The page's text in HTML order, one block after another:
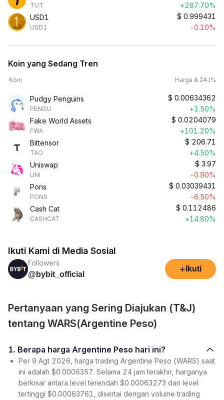
TUT
+287.70%
USD1
USD1
$ 0.999431
-0.10%
Koin yang Sedang Tren
Koin Harga & 24J%
Pudgy Penguins
PENGU
$ 0.00634362
+1.50%
Fake World Assets
FWA
$ 0.0204079
+101.20%
Bittensor
TAO
$ 206.71
+4.50%
Uniswap
UNI
$ 3.97
-0.90%
Pons
PONS
$ 0.03039431
-6.50%
Cash Cat
CASHCAT
$ 0.112486
+14.80%
Ikuti Kami di Media Sosial
Followers
@bybit_official
+ Ikuti
Pertanyaan yang Sering Diajukan (T&J)
tentang WARS(Argentine Peso)
1. Berapa harga Argentine Peso hari ini?
Per 9 Agt 2026, harga trading Argentine Peso (WARS) saat
ini adalah $0.0006357. Selama 24 jam terakhir, harganya
berkisar antara level terendah $0.00063273 dan level
tertinggi $0.00063761, disertai dengan volume trading